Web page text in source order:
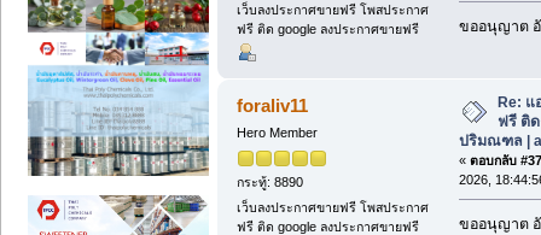
เว็บลงประกาศขายฟรี โพสประกาศ
ฟรี ติด google ลงประกาศขายฟรี
ขออนุญาต
foraliv11
Hero Member
กระทู้: 8890
เว็บลงประกาศขายฟรี โพสประกาศ
ฟรี ติด google ลงประกาศขายฟรี
Re:
ฟรี ติ
ปริมณฑล |
« ตอบกลับ
2026,
ขออนุญาต